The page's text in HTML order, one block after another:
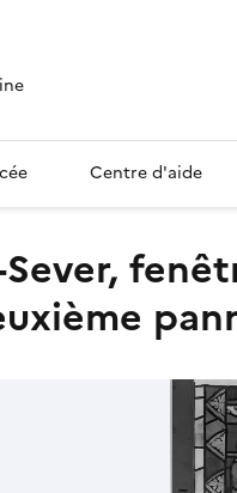
Centre d'aide